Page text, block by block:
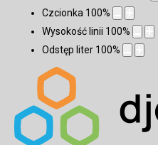
Czcionka 100%
Wysokość linii 100%
Odstęp liter 100%